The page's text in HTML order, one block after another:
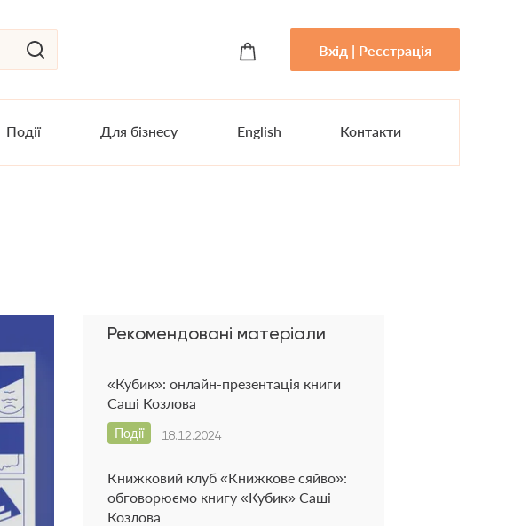
Вхід | Реєстрація
Події Для бізнесу English Контакти
Рекомендовані матеріали
«Кубик»: онлайн-презентація книги
Саші Козлова
18.12.2024
Події
Книжковий клуб «Книжкове сяйво»:
обговорюємо книгу «Кубик» Саші
Козлова